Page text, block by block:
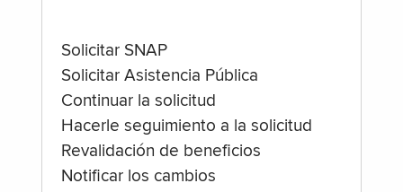
Solicitar SNAP
Solicitar Asistencia Pública
Continuar la solicitud
Hacerle seguimiento a la solicitud
Revalidación de beneficios
Notificar los cambios